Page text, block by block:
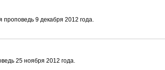
9 декабря 2012 года.
25 ноября 2012 года.